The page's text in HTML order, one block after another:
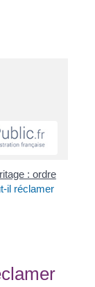
: ordre
il réclamer